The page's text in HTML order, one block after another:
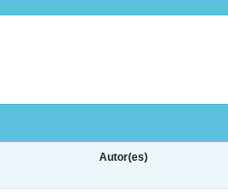
Autor(es)